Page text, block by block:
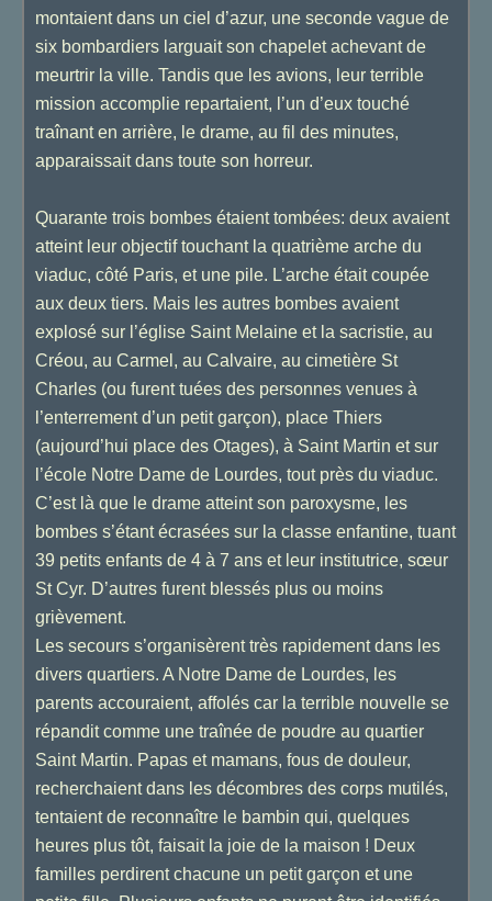
montaient dans un ciel d’azur, une seconde vague de
six bombardiers larguait son chapelet achevant de
meurtrir la ville. Tandis que les avions, leur terrible
mission accomplie repartaient, l’un d’eux touché
traînant en arrière, le drame, au fil des minutes,
apparaissait dans toute son horreur.
Quarante trois bombes étaient tombées: deux avaient
atteint leur objectif touchant la quatrième arche du
viaduc, côté Paris, et une pile. L’arche était coupée
aux deux tiers. Mais les autres bombes avaient
explosé sur l’église Saint Melaine et la sacristie, au
Créou, au Carmel, au Calvaire, au cimetière St
Charles (ou furent tuées des personnes venues à
l’enterrement d’un petit garçon), place Thiers
(aujourd’hui place des Otages), à Saint Martin et sur
l’école Notre Dame de Lourdes, tout près du viaduc.
C’est là que le drame atteint son paroxysme, les
bombes s’étant écrasées sur la classe enfantine, tuant
39 petits enfants de 4 à 7 ans et leur institutrice, sœur
St Cyr. D’autres furent blessés plus ou moins
grièvement.
Les secours s’organisèrent très rapidement dans les
divers quartiers. A Notre Dame de Lourdes, les
parents accouraient, affolés car la terrible nouvelle se
répandit comme une traînée de poudre au quartier
Saint Martin. Papas et mamans, fous de douleur,
recherchaient dans les décombres des corps mutilés,
tentaient de reconnaître le bambin qui, quelques
heures plus tôt, faisait la joie de la maison ! Deux
familles perdirent chacune un petit garçon et une